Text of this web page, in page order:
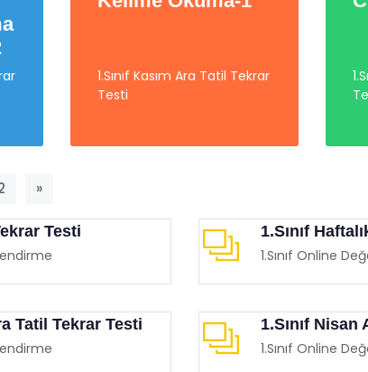
1.Sınıf Kasım Ara Tatil Tekrar
Testi
»
Testi
1.Sınıf
1.Sınıf Online
Tatil Tekrar Testi
1.Sınıf
1.Sınıf Online
Filmleri